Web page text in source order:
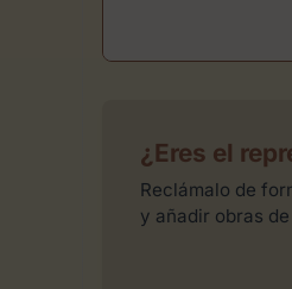
¿Eres el
Reclámalo de
y añadir obras